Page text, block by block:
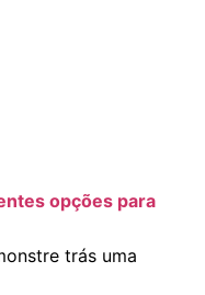
opções para
trás uma